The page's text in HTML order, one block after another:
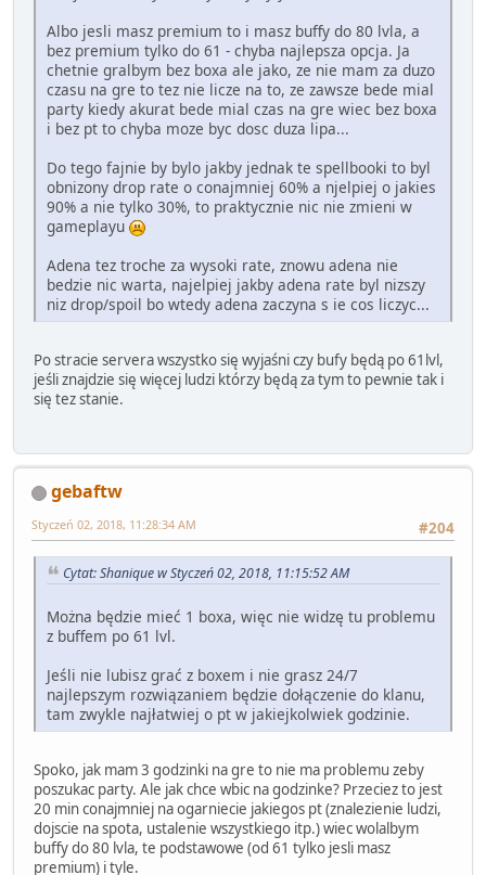
Albo jesli masz premium to i masz buffy do 80 lvla, a
bez premium tylko do 61 - chyba najlepsza opcja. Ja
chetnie gralbym bez boxa ale jako, ze nie mam za duzo
czasu na gre to tez nie licze na to, ze zawsze bede mial
party kiedy akurat bede mial czas na gre wiec bez boxa
i bez pt to chyba moze byc dosc duza lipa...
Do tego fajnie by bylo jakby jednak te spellbooki to byl
obnizony drop rate o conajmniej 60% a njelpiej o jakies
90% a nie tylko 30%, to praktycznie nic nie zmieni w
gameplayu
Adena tez troche za wysoki rate, znowu adena nie
bedzie nic warta, najelpiej jakby adena rate byl nizszy
niz drop/spoil bo wtedy adena zaczyna s ie cos liczyc...
Po stracie servera wszystko się wyjaśni czy bufy będą po 61lvl,
jeśli znajdzie się więcej ludzi którzy będą za tym to pewnie tak i
się tez stanie.
gebaftw
#204
Styczeń 02, 2018, 11:28:34 AM
Cytat: Shanique w Styczeń 02, 2018, 11:15:52 AM
Można będzie mieć 1 boxa, więc nie widzę tu problemu
z buffem po 61 lvl.
Jeśli nie lubisz grać z boxem i nie grasz 24/7
najlepszym rozwiązaniem będzie dołączenie do klanu,
tam zwykle najłatwiej o pt w jakiejkolwiek godzinie.
Spoko, jak mam 3 godzinki na gre to nie ma problemu zeby
poszukac party. Ale jak chce wbic na godzinke? Przeciez to jest
20 min conajmniej na ogarniecie jakiegos pt (znalezienie ludzi,
dojscie na spota, ustalenie wszystkiego itp.) wiec wolalbym
buffy do 80 lvla, te podstawowe (od 61 tylko jesli masz
premium) i tyle.